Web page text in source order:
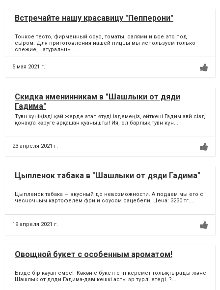
Встречайте нашу красавицу "Пепперони"
Тонкое тесто, фирменный соус, томаты, салями и все это под
сыром. Для приготовления нашей пиццы мы используем только
свежие, натуральны...
5 мая 2021 г.
Скидка именинникам в "Шашлыки от дяди
Гадима"
Туған күніңізді қай жерде атап өтуді іздемеңіз, өйткені Гадим ағай сізді
қонақта көруге әрқашан қуанышты! Ия, ол барлық туған күн...
23 апреля 2021 г.
Цыпленок табака в "Шашлыки от дяди Гадима"
Цыпленок табака — вкусный до невозможности. А подаем мы его с
чесночным картофелем фри и соусом сацебели. Цена: 3230 тг....
19 апреля 2021 г.
Овощной букет с особенным ароматом!
Бізде бір кәуап емес! Көкөніс букеті етті керемет толықтырады және
Шашлык от дяди Гадима-дағы кешкі асты әр түрлі етеді. ?...